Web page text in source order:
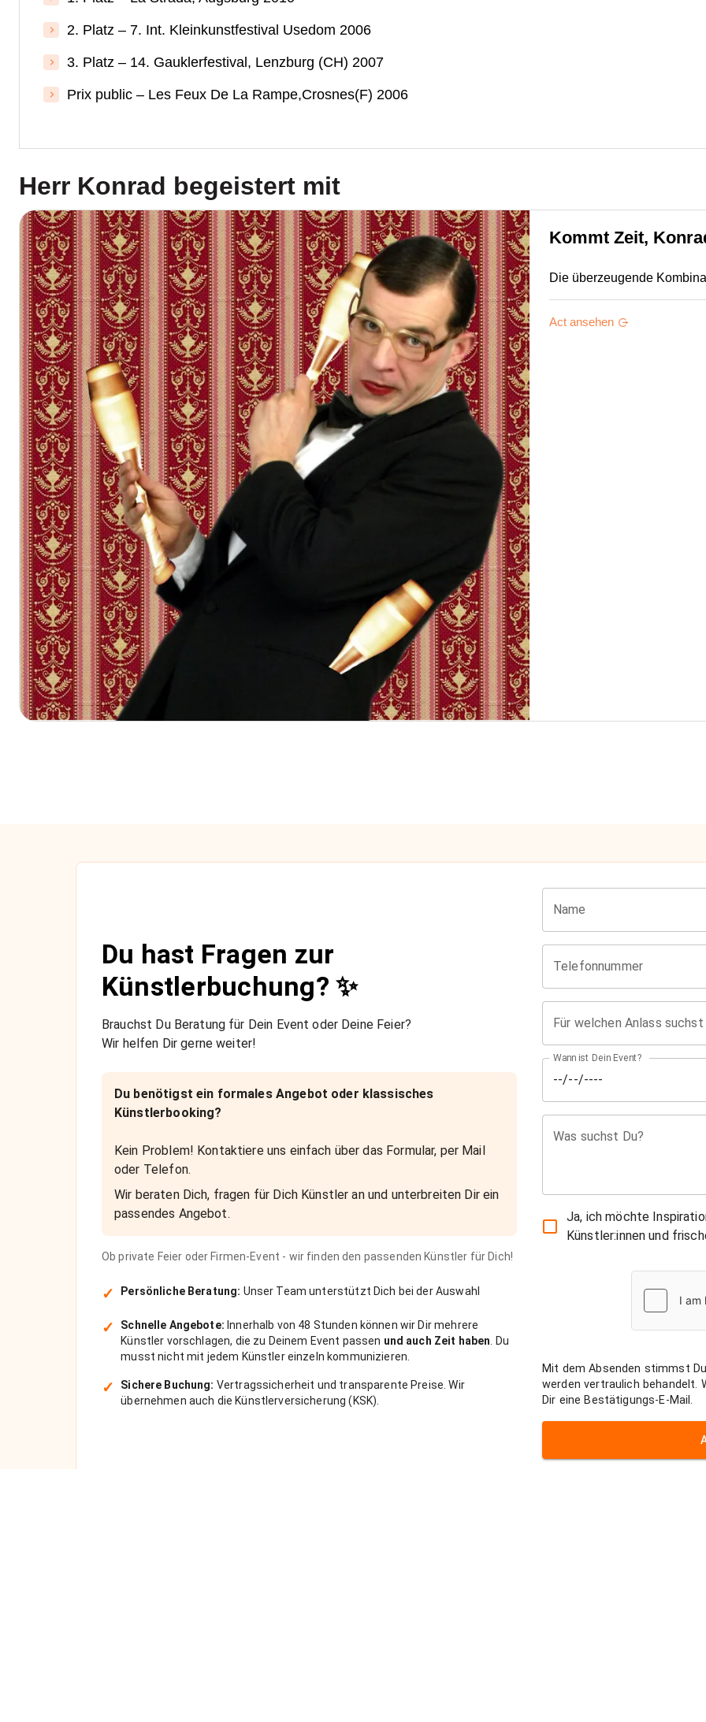
2. Platz – 7. Int. Kleinkunstfestival Usedom 2006
3. Platz – 14. Gauklerfestival, Lenzburg (CH) 2007
Prix public – Les Feux De La Rampe,Crosnes(F) 2006
Herr Konrad begeistert mit
Kommt Zeit,
Die überzeugende
Act ansehen
Du hast Fragen zur
Künstlerbuchung? ✨
Brauchst Du Beratung für Dein Event oder Deine Feier?
Wir helfen Dir gerne weiter!
Du benötigst ein formales Angebot oder klassisches
Künstlerbooking?
Kein Problem! Kontaktiere uns einfach über das Formular, per Mail
oder Telefon.
Wir beraten Dich, fragen für Dich Künstler an und unterbreiten Dir ein
passendes Angebot.
Ob private Feier oder Firmen-Event - wir finden den passenden Künstler für Dich!
✓ Persönliche Beratung: Unser Team unterstützt Dich bei der Auswahl
✓ Schnelle Angebote: Innerhalb von 48 Stunden können wir Dir mehrere
Künstler vorschlagen, die zu Deinem Event passen und auch Zeit haben . Du
musst nicht mit jedem Künstler einzeln kommunizieren.
✓ Sichere Buchung: Vertragssicherheit und transparente Preise. Wir
übernehmen auch die Künstlerversicherung (KSK).
Name
Telefonnummer
Für welchen Anlass
Wann ist Dein Event?
Was suchst Du?
Ja, ich möchte
Künstler:innen und
Mit dem Absenden stimmst
werden vertraulich behandelt.
Dir eine Bestätigungs-E-Mail.